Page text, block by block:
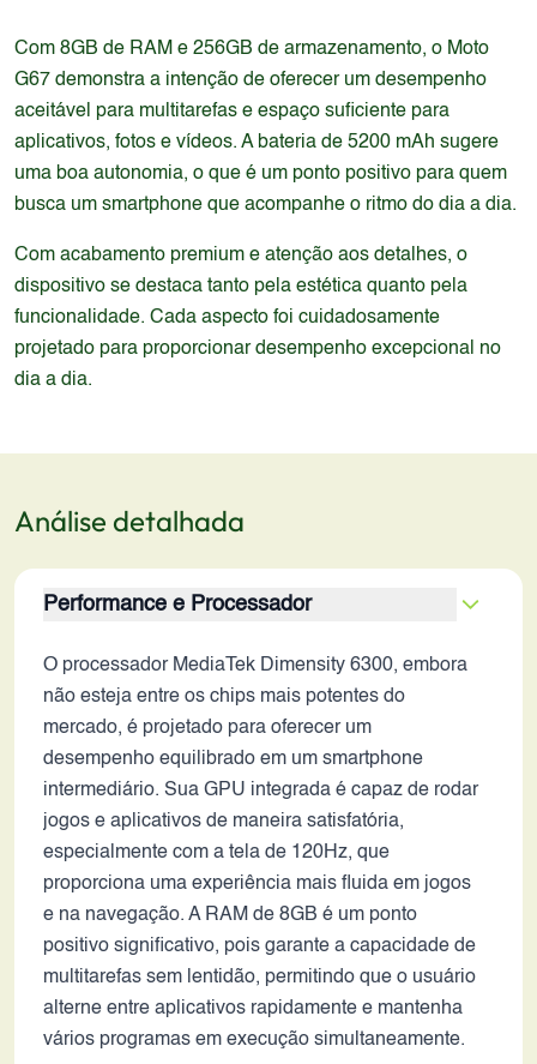
Com 8GB de RAM e 256GB de armazenamento, o Moto
G67 demonstra a intenção de oferecer um desempenho
aceitável para multitarefas e espaço suficiente para
aplicativos, fotos e vídeos. A bateria de 5200 mAh sugere
uma boa autonomia, o que é um ponto positivo para quem
busca um smartphone que acompanhe o ritmo do dia a dia.
Com acabamento premium e atenção aos detalhes, o
dispositivo se destaca tanto pela estética quanto pela
funcionalidade. Cada aspecto foi cuidadosamente
projetado para proporcionar desempenho excepcional no
dia a dia.
Análise detalhada
Performance e Processador
O processador MediaTek Dimensity 6300, embora
não esteja entre os chips mais potentes do
mercado, é projetado para oferecer um
desempenho equilibrado em um smartphone
intermediário. Sua GPU integrada é capaz de rodar
jogos e aplicativos de maneira satisfatória,
especialmente com a tela de 120Hz, que
proporciona uma experiência mais fluida em jogos
e na navegação. A RAM de 8GB é um ponto
positivo significativo, pois garante a capacidade de
multitarefas sem lentidão, permitindo que o usuário
alterne entre aplicativos rapidamente e mantenha
vários programas em execução simultaneamente.